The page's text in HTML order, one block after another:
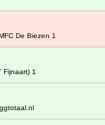
De Biezen 1
Fijnaart) 1